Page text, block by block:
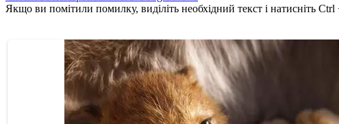
Якщо ви помітили помилку, виділіть необхідний текст і натисніть